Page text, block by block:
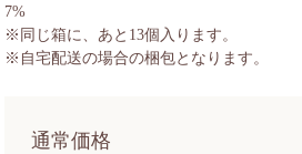
通常価格
7%
※同じ箱に、あと 13個入ります。
※自宅配送の場合の梱包となります。